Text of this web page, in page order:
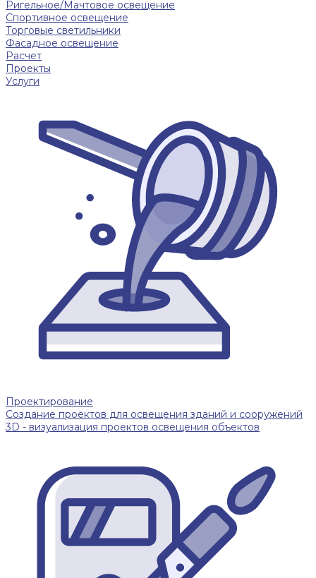
Ригельное/Мачтовое освещение
Спортивное освещение
Торговые светильники
Фасадное освещение
Расчет
Проекты
Услуги
Проектирование
Создание проектов для освещения зданий и сооружений
3D - визуализация проектов освещения объектов